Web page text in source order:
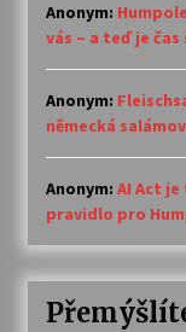
Anonym:
vás – a teď je čas
Anonym:
německá
Anonym: AI Act
pravidlo pro